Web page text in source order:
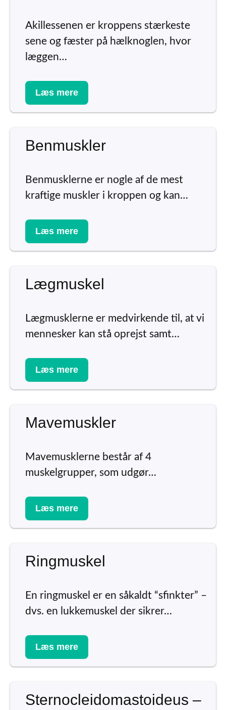
Akillessenen er kroppens stærkeste
sene og fæster på hælknoglen, hvor
læggen…
Læs mere
Benmuskler
Benmusklerne er nogle af de mest
kraftige muskler i kroppen og kan…
Læs mere
Lægmuskel
Lægmusklerne er medvirkende til, at vi
mennesker kan stå oprejst samt…
Læs mere
Mavemuskler
Mavemusklerne består af 4
muskelgrupper, som udgør…
Læs mere
Ringmuskel
En ringmuskel er en såkaldt “sfinkter” –
dvs. en lukkemuskel der sikrer…
Læs mere
Sternocleidomastoideus –